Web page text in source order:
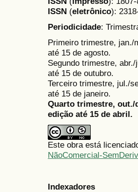
ISSN (eletrônico):
Periodicidade:
Primeiro trimestre, jan./
até 15 de agosto.
Segundo trimestre,
até 15 de outubro.
Terceiro trimestre, jul./
até 15 de janeiro.
Quarto trimestre, out./
edição até 15 de abril.
Este obra está
NãoComercial-
Indexadores